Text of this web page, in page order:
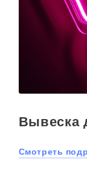
Вывеска
Смотреть